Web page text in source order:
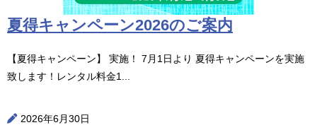
夏得キャンペーン2026のご案内
【夏得キャンペーン】 実施！ 7月1日より 夏得キャンペーンを実施
致します！レンタル料金1...
2026年6月30日